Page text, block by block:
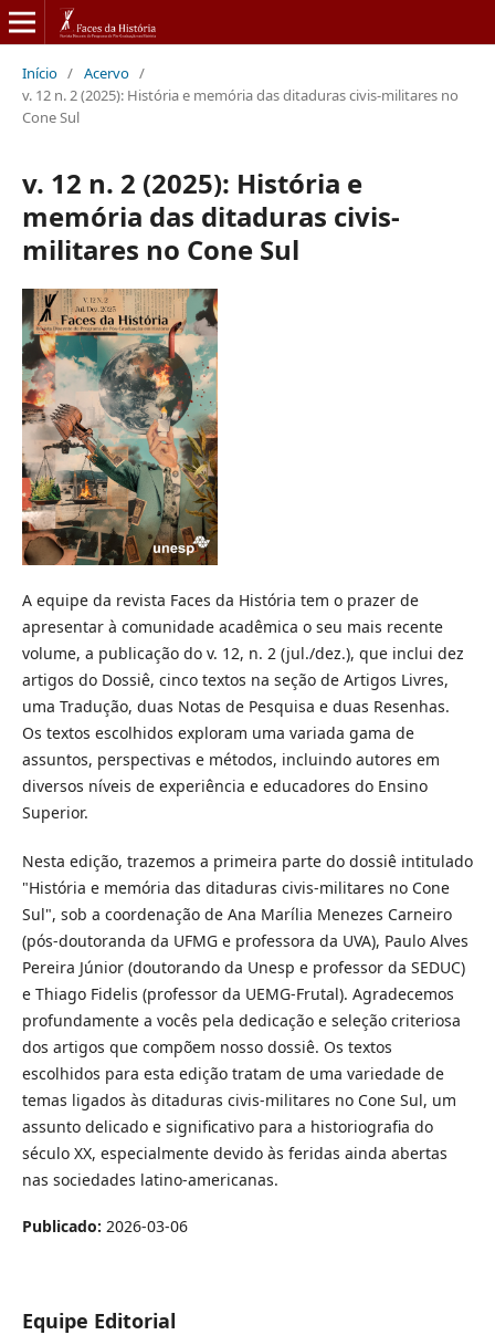
Início / Acervo /
v. 12 n. 2 (2025): História e memória das ditaduras civis-militares no
Cone Sul
v. 12 n. 2 (2025): História e
memória das ditaduras civis-
militares no Cone Sul
A equipe da revista Faces da História tem o prazer de
apresentar à comunidade acadêmica o seu mais recente
volume, a publicação do v. 12, n. 2 (jul./dez.), que inclui dez
artigos do Dossiê, cinco textos na seção de Artigos Livres,
uma Tradução, duas Notas de Pesquisa e duas Resenhas.
Os textos escolhidos exploram uma variada gama de
assuntos, perspectivas e métodos, incluindo autores em
diversos níveis de experiência e educadores do Ensino
Superior.
Nesta edição, trazemos a primeira parte do dossiê intitulado
"História e memória das ditaduras civis-militares no Cone
Sul", sob a coordenação de Ana Marília Menezes Carneiro
(pós-doutoranda da UFMG e professora da UVA), Paulo Alves
Pereira Júnior (doutorando da Unesp e professor da SEDUC)
e Thiago Fidelis (professor da UEMG-Frutal). Agradecemos
profundamente a vocês pela dedicação e seleção criteriosa
dos artigos que compõem nosso dossiê. Os textos
escolhidos para esta edição tratam de uma variedade de
temas ligados às ditaduras civis-militares no Cone Sul, um
assunto delicado e significativo para a historiografia do
século XX, especialmente devido às feridas ainda abertas
nas sociedades latino-americanas.
Publicado: 2026-03-06
Equipe Editorial